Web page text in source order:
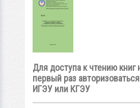
Для доступа к чтению книг
первый раз
ИГЭУ или КГЭУ